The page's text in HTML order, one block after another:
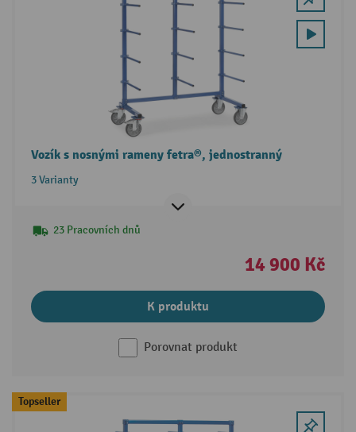
Vozík s nosnými rameny fetra®, jednostranný
3 Varianty
23 Pracovních dnů
14 900 Kč
K produktu
Porovnat produkt
Topseller